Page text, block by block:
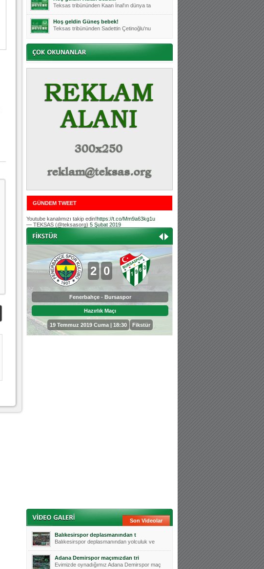
Teksas tribününden Kaan İnal'ın dünya ta
Hoş geldin Güneş bebek!
Teksas tribününden Sadettin Çetinoğlu'nu
Mutluluklar Ceyhun Tetik
Teksas tribünlerinin sevilen isimlerinde
Bursasporumuzun önü açılsın is
Hoş geldin Alaz Bebek!
Teksas.org sistem yöneticisi, ekibimizin
Hoş geldin Göktuğ Bebek!
Teksas.org ekibimizden ve tribünlerimizi
Teksas tribünlerinden Basri İleri'nin dü
Hoş geldin Kerem Bebek!
Tribünlerimizden Mesut Ulusoy'un (Duka)
Hoş geldin Aslan bebek!
Teksas tribününden Kaan İnal'ın dünya ta
Hoş geldin Güneş bebek!
Teksas tribününden Sadettin Çetinoğlu'nu
GÜNDEM TWEET
Youtube kanalımızı takip edin!https://t.co/Mm9a63kg1u
— TEKSAS (@teksasorg) 5 Şubat 2019
2 0
Fenerbahçe - Bursaspor
Hazırlık Maçı
19 Temmuz 2019 Cuma | 18:30 Fikstür
0 3
Bursaspor - Sepahan
Hazırlık Maçı
25 Temmuz 2019 Perşembe |
Son Videolar
Balıkesirspor deplasmanından t
Balıkesirspor deplasmanından yolculuk ve
Adana Demirspor maçımızdan tri
Evimizde oynadığımız Adana Demirspor maç